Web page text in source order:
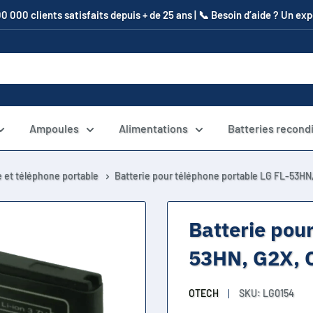
000 clients satisfaits depuis + de 25 ans | 📞​ Besoin d’aide ? Un
Ampoules Alimentations Batteries
et téléphone portable Batterie pour téléphone portable LG FL-53HN,
Batterie
53HN, G2X,
OTECH SKU: LG0154